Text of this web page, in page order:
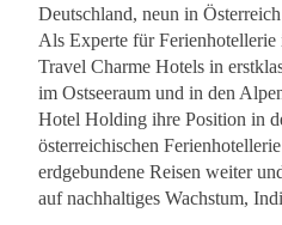
Deutschland, neun in
Als Experte für Ferienhotellerie
Travel Charme Hotels in
im Ostseeraum und in den
Hotel Holding ihre Position in
österreichischen
erdgebundene Reisen weiter
auf nachhaltiges Wachstum,